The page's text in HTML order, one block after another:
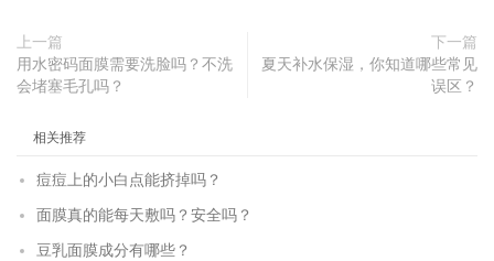
上一篇
用水密码面膜需要洗脸吗？不洗
会堵塞毛孔吗？
下一篇
夏天补水保湿，你知道哪些常见
误区？
相关推荐
痘痘上的小白点能挤掉吗？
面膜真的能每天敷吗？安全吗？
豆乳面膜成分有哪些？